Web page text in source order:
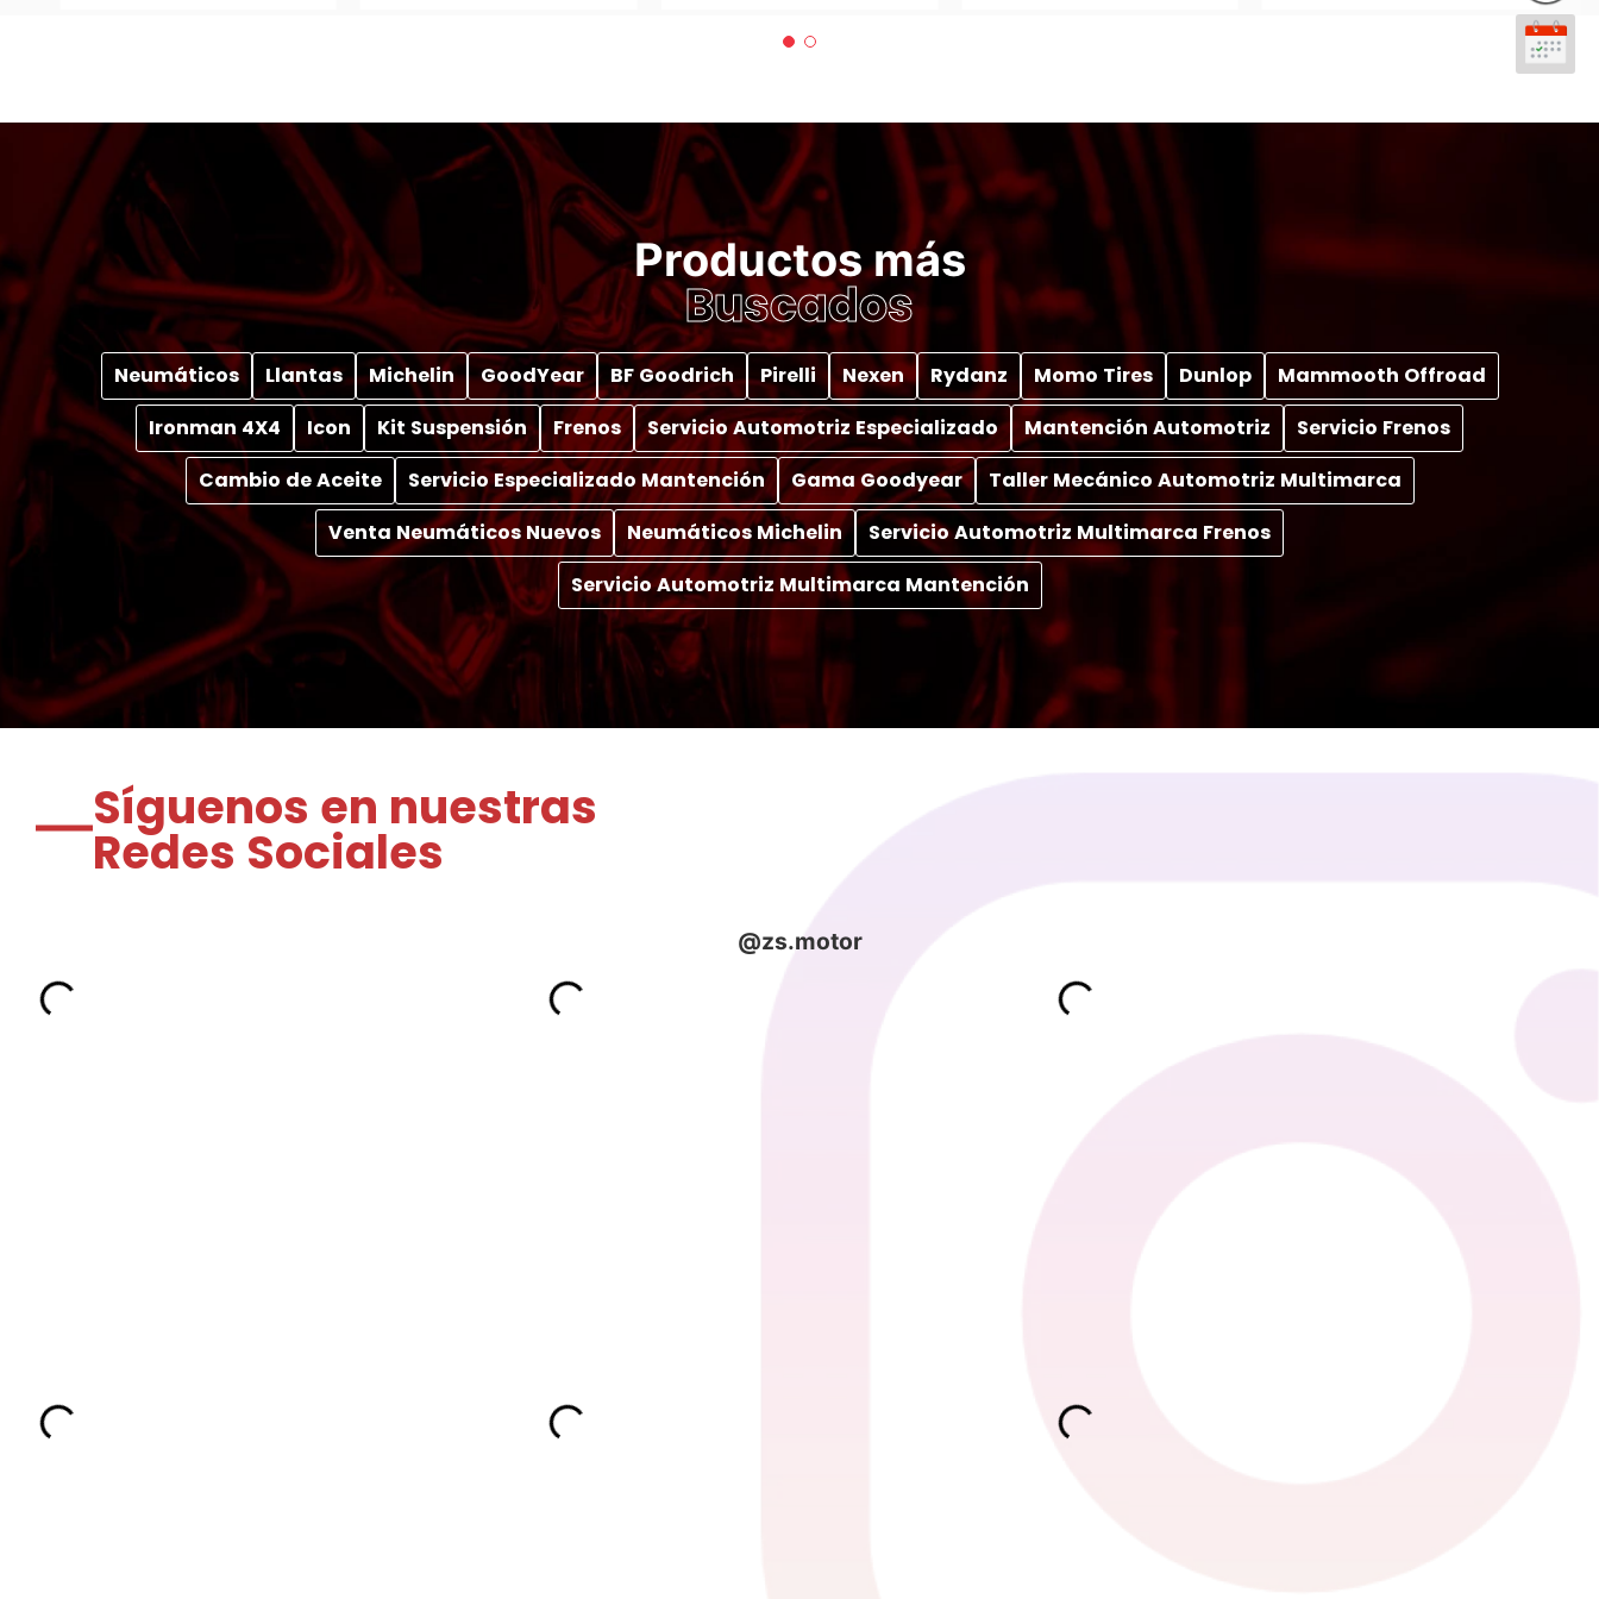
Productos más
Buscados
Neumáticos Llantas Michelin GoodYear BF Goodrich Pirelli Nexen Rydanz Momo Tires Dunlop
Mammooth Offroad
Ironman 4X4
Icon Kit Suspensión Frenos Servicio Automotriz Especializado Mantención Automotriz
Servicio Frenos
Cambio de Aceite
Servicio Especializado Mantención Gama Goodyear
Taller Mecánico Automotriz Multimarca
Venta Neumáticos Nuevos
Neumáticos Michelin
Servicio Automotriz Multimarca Frenos
Servicio Automotriz Multimarca Mantención
Síguenos en nuestras
Redes Sociales